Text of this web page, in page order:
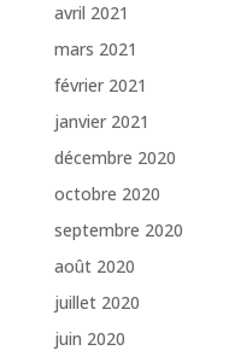
avril 2021
mars 2021
février 2021
janvier 2021
décembre 2020
octobre 2020
septembre 2020
août 2020
juillet 2020
juin 2020